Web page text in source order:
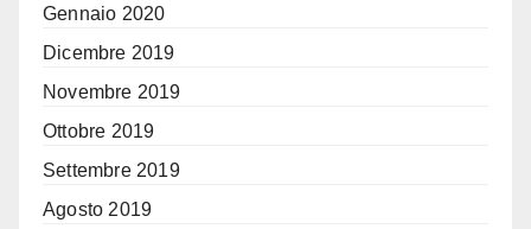
Gennaio 2020
Dicembre 2019
Novembre 2019
Ottobre 2019
Settembre 2019
Agosto 2019